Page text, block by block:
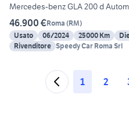
Mercedes-benz GLA 200 d
46.900 €Roma (RM)
Usato
06/2024 25000 Km
Rivenditore Speedy Car Roma Srl
1 2